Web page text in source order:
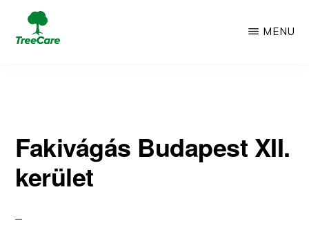
Skip
WordPress
oldal
MENU
Fakivágás Budapest XII.
kerület